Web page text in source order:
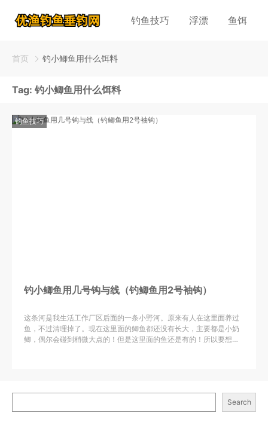
钓鱼技巧 浮漂 鱼饵
首页 钓小鲫鱼用什么饵料
Tag: 钓小鲫鱼用什么饵料
钓鱼技巧
钓小鲫鱼用几号钩与线（钓鲫鱼用2号袖钩）
这条河是我生活工作厂区后面的一条小野河。原来有人在这里面养过
鱼，不过清理掉了。现在这里面的鲫鱼都还没有长大，主要都是小奶
鲫，偶尔会碰到稍微大点的！但是这里面的鱼还是有的！所以要想在
Search